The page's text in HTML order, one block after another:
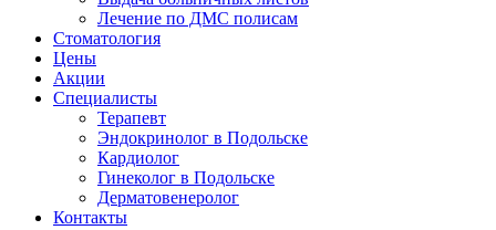
Лечение по ДМС полисам
Стоматология
Цены
Акции
Специалисты
Терапевт
Эндокринолог в Подольске
Кардиолог
Гинеколог в Подольске
Дерматовенеролог
Контакты